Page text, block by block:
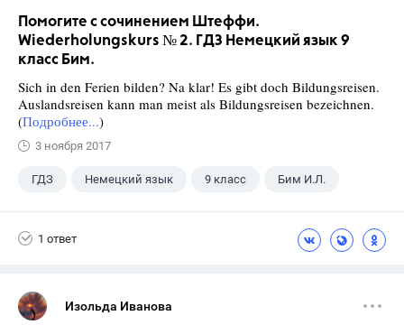
Помогите с сочинением Штеффи.
Wiederholungskurs № 2. ГДЗ Немецкий язык 9
класс Бим.
Sich in den Ferien bilden? Na klar! Es gibt doch Bildungsreisen.
Auslandsreisen kann man meist als Bildungsreisen bezeichnen.
(Подробнее...)
3 ноября 2017
ГДЗ Немецкий язык 9 класс Бим И.Л.
1 ответ
Изольда Иванова